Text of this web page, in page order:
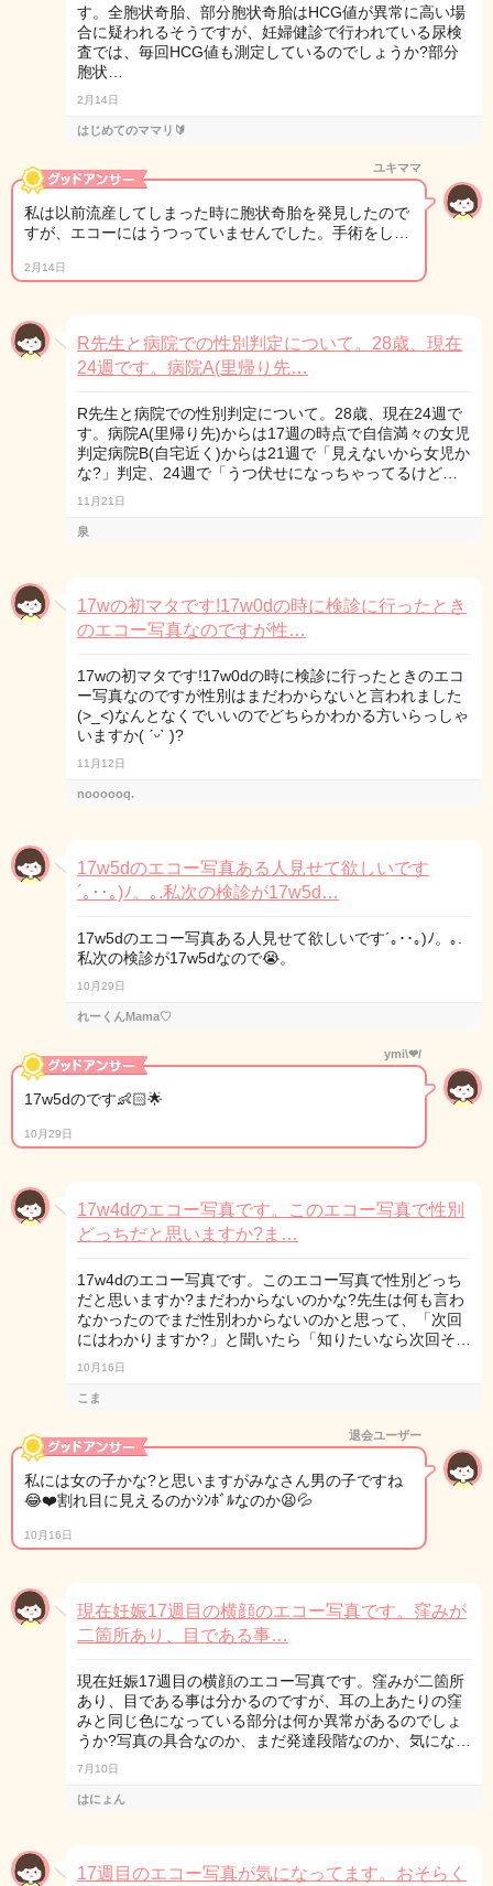
す。全胞状奇胎、部分胞状奇胎はHCG値が異常に高い場
合に疑われるそうですが、妊婦健診で行われている尿検
査では、毎回HCG値も測定しているのでしょうか?部分
胞状…
2月14日
はじめてのママリ🔰
ユキママ
私は以前流産してしまった時に胞状奇胎を発見したので
すが、エコーにはうつっていませんでした。手術をし…
2月14日
R先生と病院での性別判定について。28歳、現在
24週です。病院A(里帰り先…
R先生と病院での性別判定について。28歳、現在24週で
す。病院A(里帰り先)からは17週の時点で自信満々の女児
判定病院B(自宅近く)からは21週で「見えないから女児か
な?」判定、24週で「うつ伏せになっちゃってるけど…
11月21日
泉
17wの初マタです!17w0dの時に検診に行ったとき
のエコー写真なのですが性…
17wの初マタです!17w0dの時に検診に行ったときのエコ
ー写真なのですが性別はまだわからないと言われました
(>_<)なんとなくでいいのでどちらかわかる方いらっしゃ
いますか( ˊᵕˋ )?
11月12日
noooooq.
17w5dのエコー写真ある人見せて欲しいです
´｡･･｡)ﾉ。｡.私次の検診が17w5d…
17w5dのエコー写真ある人見せて欲しいです´｡･･｡)ﾉ。｡.
私次の検診が17w5dなので😭。
10月29日
れーくんMama♡
ymi\❤︎/
17w5dのです👶🏻🌟
10月29日
17w4dのエコー写真です。このエコー写真で性別
どっちだと思いますか?ま…
17w4dのエコー写真です。このエコー写真で性別どっち
だと思いますか?まだわからないのかな?先生は何も言わ
なかったのでまだ性別わからないのかと思って、「次回
にはわかりますか?」と聞いたら「知りたいなら次回そ…
10月16日
こま
退会ユーザー
私には女の子かな?と思いますがみなさん男の子ですね
😂❤️割れ目に見えるのかｼﾝﾎﾞﾙなのか😫💦
10月16日
現在妊娠17週目の横顔のエコー写真です。窪みが
二箇所あり、目である事…
現在妊娠17週目の横顔のエコー写真です。窪みが二箇所
あり、目である事は分かるのですが、耳の上あたりの窪
みと同じ色になっている部分は何か異常があるのでしょ
うか?写真の具合なのか、まだ発達段階なのか、気にな…
7月10日
はにょん
17週目のエコー写真が気になってます。おそらく